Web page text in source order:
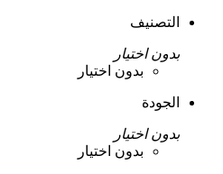
التصنيف
بدون اختيار
بدون اختيار
الجودة
بدون اختيار
بدون اختيار